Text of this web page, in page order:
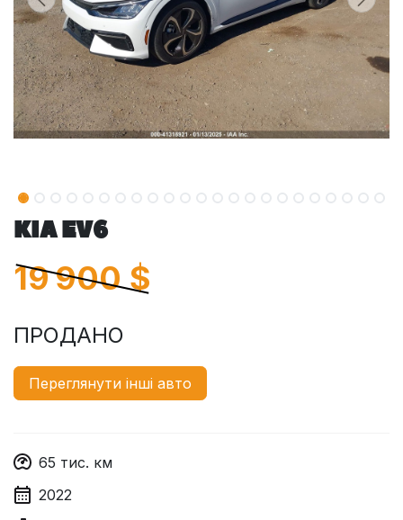
KIA EV6
19 900$
ПРОДАНО
Переглянути інші авто
65 тис. км
2022